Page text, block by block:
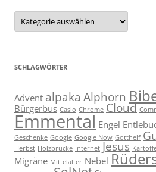
Kategorien
SCHLAGWÖRTER
Advent alpaka Alphorn
Bürgerbus Casio Chrome Cloud
Emmental Engel
Geschenke Google Google Now Gotthelf
Herbst Holzbrücke Internet Jesus
Migräne Mittelalter Nebel